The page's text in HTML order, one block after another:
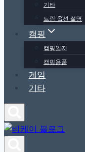
기타
트림 옵션 설명
캠핑
캠핑일지
캠핑용품
게임
기타